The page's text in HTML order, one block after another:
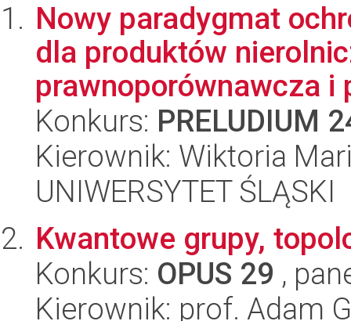
Nowy paradygmat
dla produktów
prawnoporównawcza i
Konkurs: PRELUDIUM
Kierownik: Wiktoria
UNIWERSYTET ŚLĄSKI
Kwantowe grupy,
Konkurs: OPUS 29 ,
Kierownik: prof. Adam